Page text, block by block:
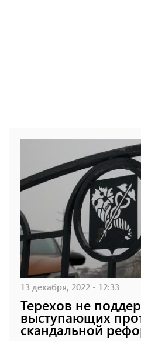
13 декабря, 2022 - 12:33
Терехов не
выступающих
скандальной